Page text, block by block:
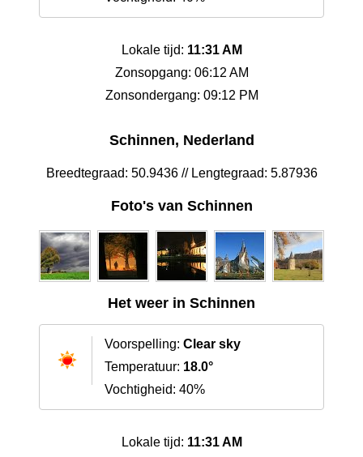
Lokale tijd: 11:31 AM
Zonsopgang: 06:12 AM
Zonsondergang: 09:12 PM
Schinnen, Nederland
Breedtegraad: 50.9436 // Lengtegraad: 5.87936
Foto's van Schinnen
Het weer in Schinnen
Voorspelling: Clear sky
Temperatuur: 18.0°
Vochtigheid: 40%
Lokale tijd: 11:31 AM